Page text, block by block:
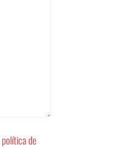
política de